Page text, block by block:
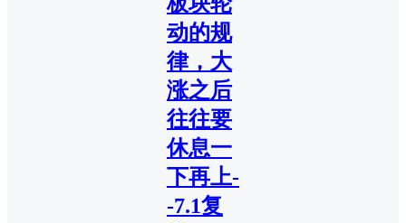
动的规
律，大
涨之后
往往要
休息一
下再上-
-7.1复